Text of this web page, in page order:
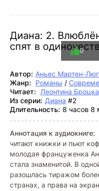
Диана: 2.
спят в
0
Автор: Аньес Мартен-
Жанр:
Романы /
Читает:
Леонтина
Из серии: Диана #2
Длительность: 8 часов 8
Аннотация к аудиокниге:
читают книжки и пьют
молодая француженка
стала знаменитой. В
разошлась тиражом
странах, а права на